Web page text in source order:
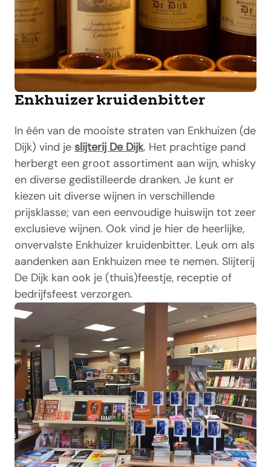
Enkhuizer kruidenbitter
In één van de mooiste straten van Enkhuizen (de
Dijk) vind je slijterij De Dijk. Het prachtige pand
herbergt een groot assortiment aan wijn, whisky
en diverse gedistilleerde dranken. Je kunt er
kiezen uit diverse wijnen in verschillende
prijsklasse; van een eenvoudige huiswijn tot zeer
exclusieve wijnen. Ook vind je hier de heerlijke,
onvervalste Enkhuizer kruidenbitter. Leuk om als
aandenken aan Enkhuizen mee te nemen. Slijterij
De Dijk kan ook je (thuis)feestje, receptie of
bedrijfsfeest verzorgen.